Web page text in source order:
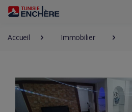
Accueil Immobilier